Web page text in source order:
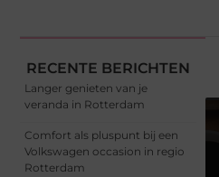
RECENTE BERICHTEN
Langer genieten van je
veranda in Rotterdam
Comfort als pluspunt bij een
Volkswagen occasion in regio
Rotterdam